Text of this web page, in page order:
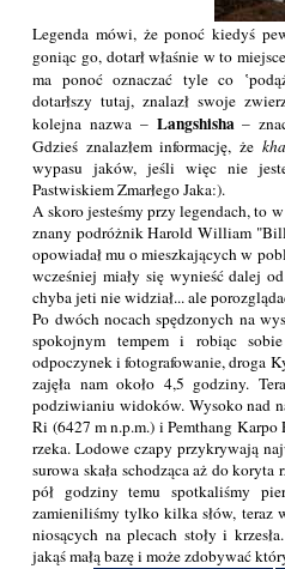
Legenda mówi, że ponoć kiedyś
goniąc go, dotarł właśnie w to
ma ponoć oznaczać tyle co
dotarłszy tutaj, znalazł swoje
kolejna nazwa – Langshisha–
Gdzieś znalazłem informację, że
wypasu jaków, jeśli więc nie
Pastwiskiem Zmarłego Jaka:).
A skoro jesteśmy przy legendach, to
znany podróżnik Harold William
opowiadał mu o mieszkających w
wcześniej miały się wynieść dalej
chyba jeti nie widział... ale
Po dwóch nocach spędzonych na
spokojnym tempem i robiąc
odpoczynek i fotografowanie, droga
zajęła nam około 4,5 godziny.
podziwianiu widoków. Wysoko nad
Ri (6427 m n.p.m.) i Pemthang
rzeka. Lodowe czapy przykrywają
surowa skała schodząca aż do
pół godziny temu spotkaliśmy
zamieniliśmy tylko kilka słów, teraz
niosących na plecach stoły i
jakąś małą bazę i może zdobywać